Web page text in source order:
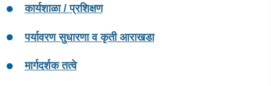
कार्यशाळा / प्रशिक्षण
पर्यावरण सुधारणा व कृती आराखडा
मार्गदर्शक तत्वे